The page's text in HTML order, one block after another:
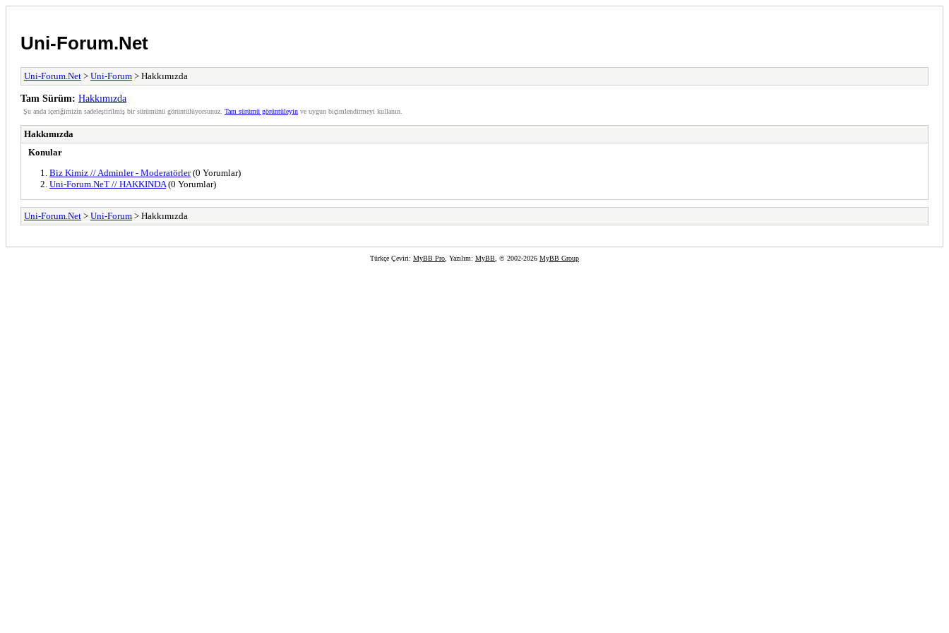
Uni-Forum.Net
Uni-Forum.Net > Uni-Forum > Hakkımızda
Tam Sürüm: Hakkımızda
Şu anda içeriğimizin sadeleştirilmiş bir sürümünü görüntülüyorsunuz. Tam sürümü görüntüleyin ve uygun biçimlendirmeyi kullanın.
Hakkımızda
Konular
Biz Kimiz // Adminler - Moderatörler(0 Yorumlar)
Uni-Forum.NeT // HAKKINDA (0 Yorumlar)
Uni-Forum.Net > Uni-Forum > Hakkımızda
Türkçe Çeviri: MyBB Pro , Yazılım: MyBB , © 2002-2026 MyBB Group